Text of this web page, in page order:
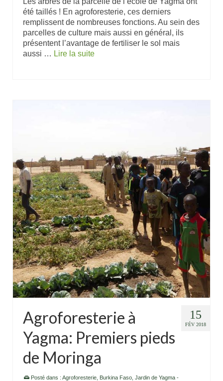
été taillés ! En agroforesterie, ces derniers
remplissent de nombreuses fonctions. Au sein des
parcelles de culture mais aussi en général, ils
présentent l’avantage de fertiliser le sol mais
aussi … Lire la suite
15
FÉV 2018
Agroforesterie à
Yagma: Premiers pieds
de Moringa
Posté dans : Agroforesterie Burkina Faso Jardin de Yagma -